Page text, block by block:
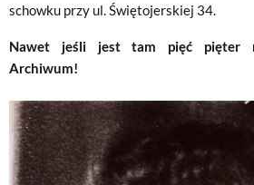
schowku przy ul. Świętojerskiej 34.
Nawet jeśli jest tam pięć pięter
Archiwum!